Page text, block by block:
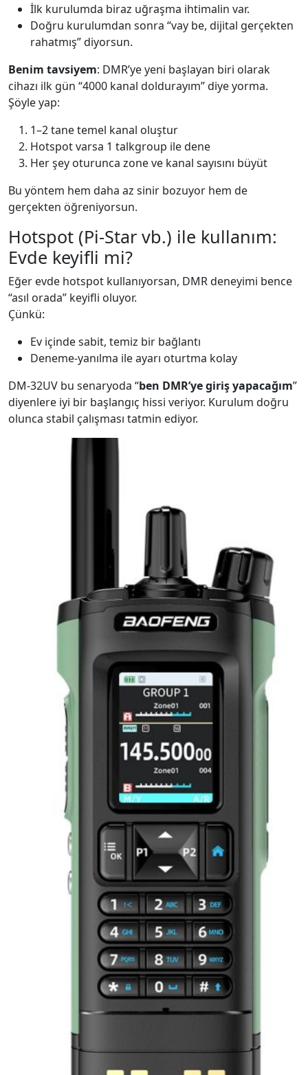
İlk kurulumda biraz uğraşma ihtimalin var.
Doğru kurulumdan sonra “vay be, dijital gerçekten
rahatmış” diyorsun.
Benim tavsiyem: DMR’ye yeni başlayan biri olarak
cihazı ilk gün “4000 kanal doldurayım” diye yorma.
Şöyle yap:
1–2 tane temel kanal oluştur
Hotspot varsa 1 talkgroup ile dene
Her şey oturunca zone ve kanal sayısını büyüt
Bu yöntem hem daha az sinir bozuyor hem de
gerçekten öğreniyorsun.
Hotspot (Pi-Star vb.) ile kullanım:
Evde keyifli mi?
Eğer evde hotspot kullanıyorsan, DMR deneyimi bence
“asıl orada” keyifli oluyor.
Çünkü:
Ev içinde sabit, temiz bir bağlantı
Deneme-yanılma ile ayarı oturtma kolay
DM-32UV bu senaryoda “ben DMR’ye giriş yapacağım”
diyenlere iyi bir başlangıç hissi veriyor. Kurulum doğru
olunca stabil çalışması tatmin ediyor.